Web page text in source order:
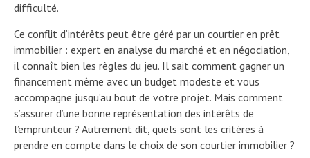
difficulté.
Ce conflit d’intérêts peut être géré par un courtier en prêt
immobilier : expert en analyse du marché et en négociation,
il connaît bien les règles du jeu. Il sait comment gagner un
financement même avec un budget modeste et vous
accompagne jusqu’au bout de votre projet. Mais comment
s’assurer d’une bonne représentation des intérêts de
l’emprunteur ? Autrement dit, quels sont les critères à
prendre en compte dans le choix de son courtier immobilier ?